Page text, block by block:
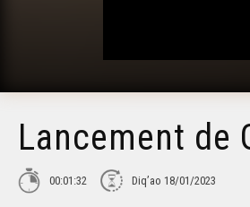
Lancement de
00:01:32 Diq’ao 18/01/2023